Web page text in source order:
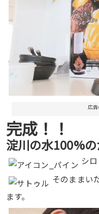
広
完成！！
淀川の水100%
シ
そのままい
ます。